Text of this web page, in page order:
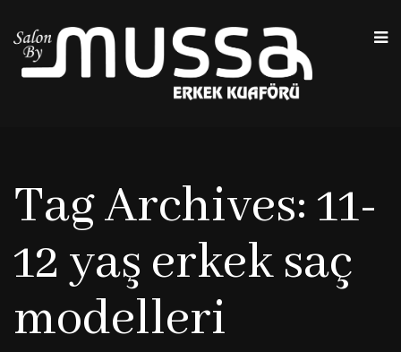
Tag Archives: 11-
12 yaş erkek saç
modelleri